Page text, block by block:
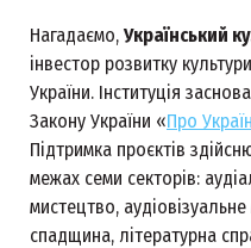
Нагадаємо, Український
інвестор розвитку
України. Інституція
Закону України «Про
Підтримка проєктів
межах семи секторів:
мистецтво,
спадщина, літературна